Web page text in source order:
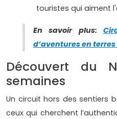
touristes qui aiment
En savoir plus:
d’aventures en
Découvert du
semaines
Un circuit hors des sentiers
ceux qui cherchent